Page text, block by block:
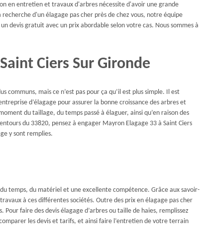
en entretien et travaux d'arbres nécessite d'avoir une grande
d'un élagage pas cher près de chez vous, notre équipe
devis gratuit avec un prix abordable selon votre cas. Nous sommes à
Ciers Sur Gironde
communs, mais ce n’est pas pour ça qu’il est plus simple. Il est
d’élagage pour assurer la bonne croissance des arbres et
du taillage, du temps passé à élaguer, ainsi qu’en raison des
du 33820, pensez à engager Mayron Elagage 33 à Saint Ciers
y sont remplies.
temps, du matériel et une excellente compétence. Grâce aux savoir-
à ces différentes sociétés. Outre des prix en élagage pas cher
faire des devis élagage d’arbres ou taille de haies, remplissez
les devis et tarifs, et ainsi faire l’entretien de votre terrain